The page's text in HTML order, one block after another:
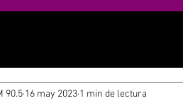
90.5 16 may 2023 1 min de lectura